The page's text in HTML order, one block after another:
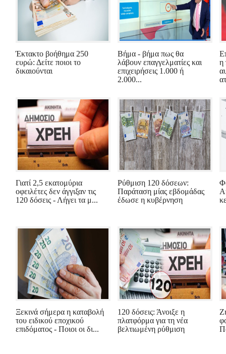
Έκτακτο βοήθημα 250
ευρώ: Δείτε ποιοι το
δικαιούνται
Βήμα - βήμα πως θα
λάβουν επαγγελματίες και
επιχειρήσεις 1.000 ή
2.000...
η
Γιατί 2,5 εκατομύρια
οφειλέτες δεν άγγιξαν τις
120 δόσεις - Λήγει τα μ...
Ρύθμιση 120 δόσεων:
Παράταση μίας εβδομάδας
έδωσε η κυβέρνηση
Ξεκινά σήμερα η καταβολή
του ειδικού εποχικού
επιδόματος - Ποιοι οι δι...
120 δόσεις: Άνοιξε η
πλατφόρμα για τη νέα
βελτιωμένη ρύθμιση